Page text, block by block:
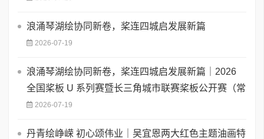
浪涌琴湖绘协同新卷，桨连四城启发展新篇
2026-07-19
浪涌琴湖绘协同新卷，桨连四城启发展新篇｜2026
全国桨板 U 系列赛暨长三角城市联赛桨板公开赛（常
2026-07-19
丹青绘峥嵘 初心颂伟业｜吴宜恩两大红色主题油画特